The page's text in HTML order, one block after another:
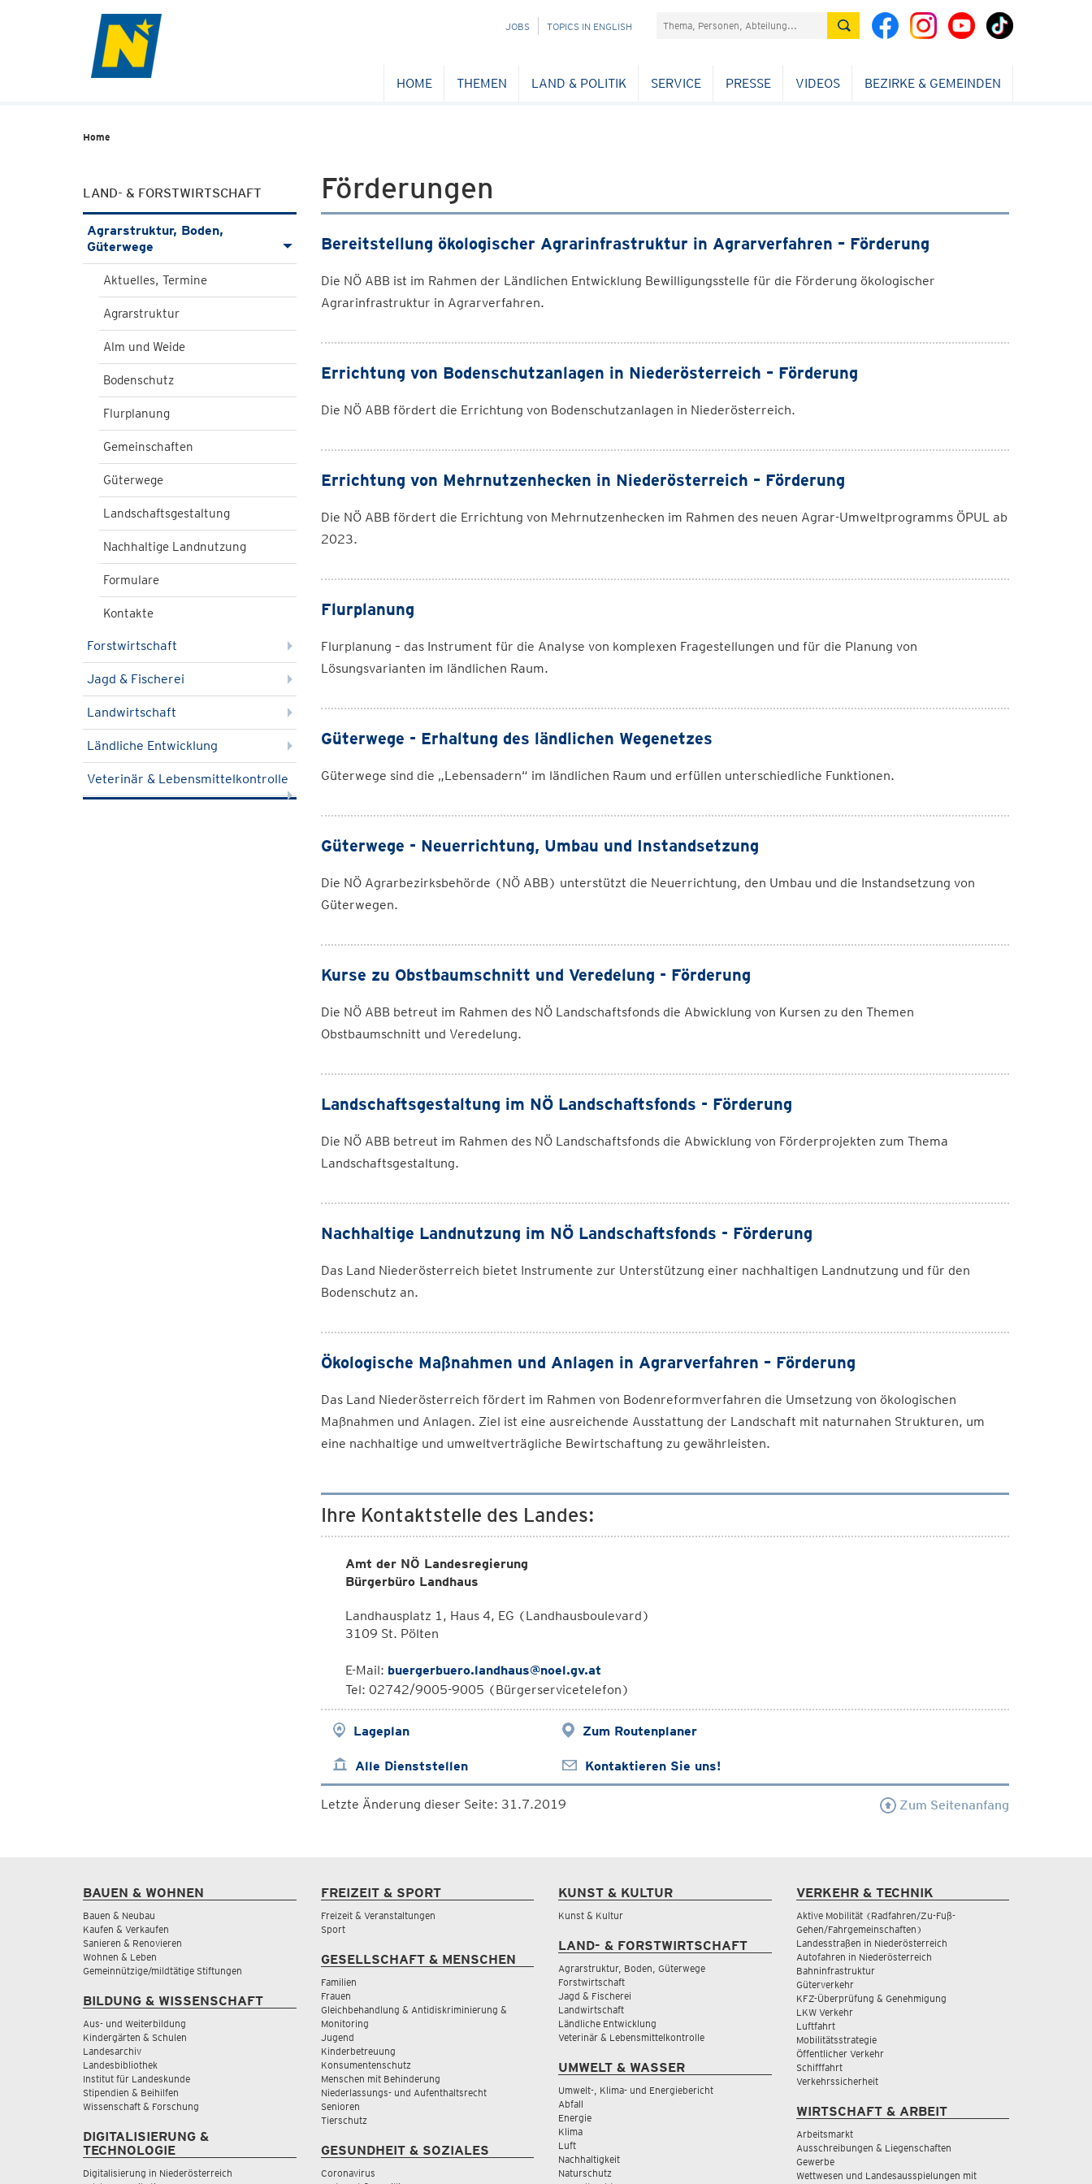
NAVIGATION
JOBS TOPICS IN ENGLISH Suchefeld
HOME THEMEN LAND & POLITIK SERVICE PRESSE VIDEOS BEZIRKE & GEMEINDEN
Home
LAND- & FORSTWIRTSCHAFT
Agrarstruktur, Boden,
Güterwege
Aktuelles, Termine
Agrarstruktur
Alm und Weide
Bodenschutz
Flurplanung
Gemeinschaften
Güterwege
Landschaftsgestaltung
Nachhaltige Landnutzung
Formulare
Kontakte
Forstwirtschaft
Jagd & Fischerei
Landwirtschaft
Ländliche Entwicklung
Veterinär & Lebensmittelkontrolle
Förderungen
Bereitstellung ökologischer Agrarinfrastruktur in Agrarverfahren – Förderung
Die NÖ ABB ist im Rahmen der Ländlichen Entwicklung Bewilligungsstelle für die Förderung ökologischer
Agrarinfrastruktur in Agrarverfahren.
Errichtung von Bodenschutzanlagen in Niederösterreich – Förderung
Die NÖ ABB fördert die Errichtung von Bodenschutzanlagen in Niederösterreich.
Errichtung von Mehrnutzenhecken in Niederösterreich – Förderung
Die NÖ ABB fördert die Errichtung von Mehrnutzenhecken im Rahmen des neuen Agrar-Umweltprogramms ÖPUL ab
2023.
Flurplanung
Flurplanung – das Instrument für die Analyse von komplexen Fragestellungen und für die Planung von
Lösungsvarianten im ländlichen Raum.
Güterwege - Erhaltung des ländlichen Wegenetzes
Güterwege sind die „Lebensadern“ im ländlichen Raum und erfüllen unterschiedliche Funktionen.
Güterwege - Neuerrichtung, Umbau und Instandsetzung
Die NÖ Agrarbezirksbehörde (NÖ ABB) unterstützt die Neuerrichtung, den Umbau und die Instandsetzung von
Güterwegen.
Kurse zu Obstbaumschnitt und Veredelung - Förderung
Die NÖ ABB betreut im Rahmen des NÖ Landschaftsfonds die Abwicklung von Kursen zu den Themen
Obstbaumschnitt und Veredelung.
Landschaftsgestaltung im NÖ Landschaftsfonds - Förderung
Die NÖ ABB betreut im Rahmen des NÖ Landschaftsfonds die Abwicklung von Förderprojekten zum Thema
Landschaftsgestaltung.
Nachhaltige Landnutzung im NÖ Landschaftsfonds - Förderung
Das Land Niederösterreich bietet Instrumente zur Unterstützung einer nachhaltigen Landnutzung und für den
Bodenschutz an.
Ökologische Maßnahmen und Anlagen in Agrarverfahren – Förderung
Das Land Niederösterreich fördert im Rahmen von Bodenreformverfahren die Umsetzung von ökologischen
Maßnahmen und Anlagen. Ziel ist eine ausreichende Ausstattung der Landschaft mit naturnahen Strukturen, um
eine nachhaltige und umweltverträgliche Bewirtschaftung zu gewährleisten.
Ihre Kontaktstelle des Landes:
Amt der NÖ Landesregierung
Bürgerbüro Landhaus
Landhausplatz 1, Haus 4, EG (Landhausboulevard)
3109 St. Pölten
E-Mail: buergerbuero.landhaus@noel.gv.at
Tel: 02742/9005-9005 (Bürgerservicetelefon)
Lageplan Zum Routenplaner
Alle Dienststellen Kontaktieren Sie uns!
Letzte Änderung dieser Seite: 31.7.2019 Zum Seitenanfang
BAUEN & WOHNEN
Bauen & Neubau
Kaufen & Verkaufen
Sanieren & Renovieren
Wohnen & Leben
Gemeinnützige/mildtätige Stiftungen
BILDUNG & WISSENSCHAFT
Aus- und Weiterbildung
Kindergärten & Schulen
Landesarchiv
Landesbibliothek
Institut für Landeskunde
Stipendien & Beihilfen
Wissenschaft & Forschung
DIGITALISIERUNG &
TECHNOLOGIE
Digitalisierung in Niederösterreich
FREIZEIT & SPORT
Freizeit & Veranstaltungen
Sport
GESELLSCHAFT & MENSCHEN
Familien
Frauen
Gleichbehandlung & Antidiskriminierung &
Monitoring
Jugend
Kinderbetreuung
Konsumentenschutz
Menschen mit Behinderung
Niederlassungs- und Aufenthaltsrecht
Senioren
Tierschutz
GESUNDHEIT & SOZIALES
Coronavirus
KUNST & KULTUR
Kunst & Kultur
LAND- & FORSTWIRTSCHAFT
Agrarstruktur, Boden, Güterwege
Forstwirtschaft
Jagd & Fischerei
Landwirtschaft
Ländliche Entwicklung
Veterinär & Lebensmittelkontrolle
UMWELT & WASSER
Umwelt-, Klima- und Energiebericht
Abfall
Energie
Klima
Luft
Nachhaltigkeit
Naturschutz
VERKEHR & TECHNIK
Aktive Mobilität (Radfahren/Zu-Fuß-
Gehen/Fahrgemeinschaften)
Landesstraßen in Niederösterreich
Autofahren in Niederösterreich
Bahninfrastruktur
Güterverkehr
KFZ-Überprüfung & Genehmigung
LKW Verkehr
Luftfahrt
Mobilitätsstrategie
Öffentlicher Verkehr
Schifffahrt
Verkehrssicherheit
WIRTSCHAFT & ARBEIT
Arbeitsmarkt
Ausschreibungen & Liegenschaften
Gewerbe
Wettwesen und Landesausspielungen mit